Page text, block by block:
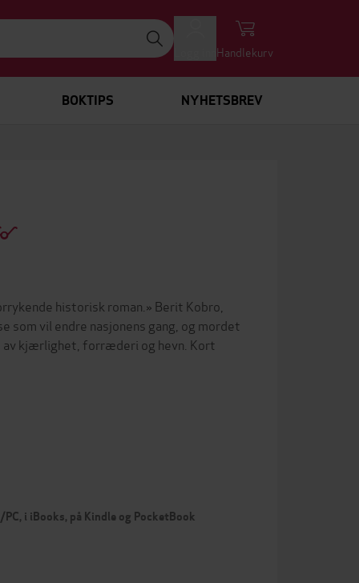
Handlekurv
BOKTIPS NYHETSBREV
historisk roman.» Berit Kobro,
som vil endre nasjonens gang, og mordet
av kjærlighet, forræderi og hevn. Kort
i iBooks, på Kindle og PocketBook